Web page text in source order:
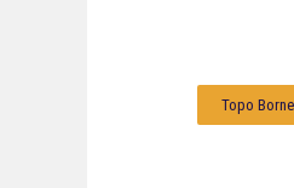
Topo